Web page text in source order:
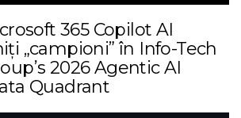
365 Copilot AI
„campioni” în Info-Tech
2026 Agentic AI
Quadrant